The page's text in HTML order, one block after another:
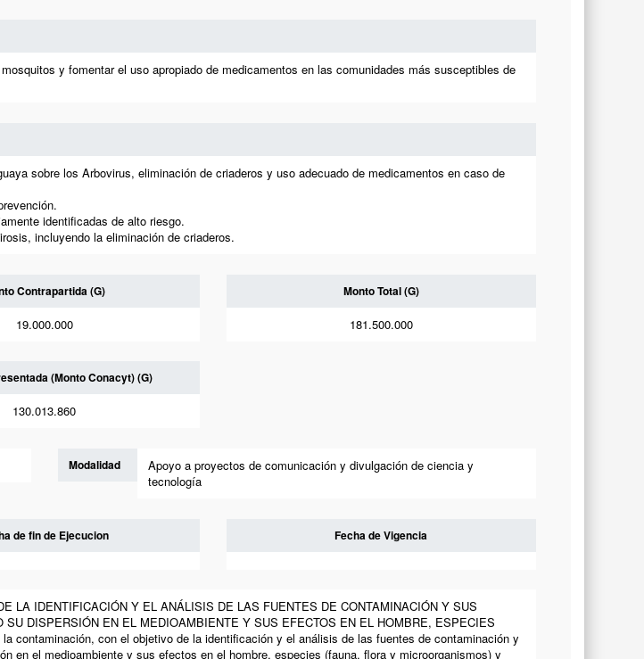
y fomentar el uso apropiado de medicamentos en las comunidades más susceptibles de
sobre los Arbovirus, eliminación de criaderos y uso adecuado de medicamentos en caso de
identificadas de alto riesgo.
incluyendo la eliminación de criaderos.
Contrapartida (G)
19.000.000
Monto Total (G)
181.500.000
(Monto Conacyt) (G)
130.013.860
Modalidad
Apoyo a proyectos de comunicación y divulgación de ciencia y
tecnología
de fin de Ejecucion Fecha de Vigencia
LA IDENTIFICACIÓN Y EL ANÁLISIS DE LAS FUENTES DE CONTAMINACIÓN Y SUS
DISPERSIÓN EN EL MEDIOAMBIENTE Y SUS EFECTOS EN EL HOMBRE, ESPECIES
contaminación, con el objetivo de la identificación y el análisis de las fuentes de contaminación y
en el medioambiente y sus efectos en el hombre, especies (fauna, flora y microorganismos) y